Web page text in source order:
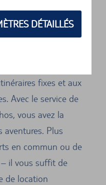
DÉTAILLÉS
de location
et profitez
voiture de
fixes et aux
Avec le service de
vous avez la
aventures. Plus
en commun ou de
il vous suffit de
de location